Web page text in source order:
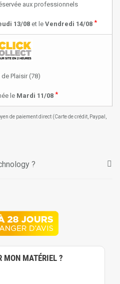
aux professionnels
13/08et le Vendredi 14/08 *
Plaisir (78)
le Mardi 11/08 *
de paiement direct (Carte de crédit, Paypal,
?
MON MATÉRIEL ?